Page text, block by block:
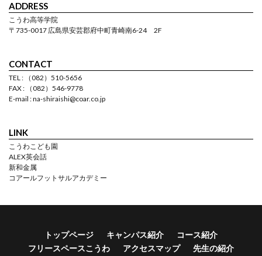
ADDRESS
こうわ高等学院
〒735-0017 広島県安芸郡府中町青崎南6-24 2F
CONTACT
TEL : （082）510-5656
FAX : （082）546-9778
E-mail : na-shiraishi@coar.co.jp
LINK
こうわこども園
ALEX英会話
新和金属
コアールフットサルアカデミー
トップページ キャンパス紹介
コース紹介
フリースペースこうわ
アクセスマップ 先生の紹介